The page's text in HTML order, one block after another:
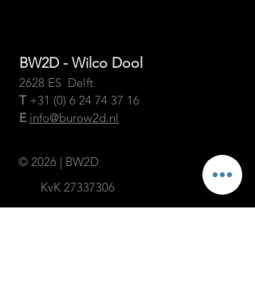
BW2D - Wilco Dool
2628 ES Delft
T +31 (0) 6 24 74 37 16
E info@burow2d.nl
© 2026 | BW2D
KvK 27337306
algemene voorwaarden